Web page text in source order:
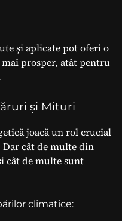
și aplicate pot oferi o
prosper, atât pentru
și Mituri
joacă un rol crucial
cât de multe din
cât de multe sunt
climatice: